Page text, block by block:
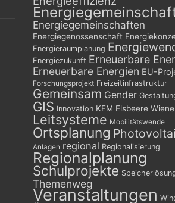
Energiegemeinschaften
Energiegenossenschaft
Energieraumplanung
Energiezukunft Erneuerbare
Erneuerbare Energien EU-
Forschungsprojekt Freizeitinfrastruktur
Gemeinsam Gender
GIS Innovation KEM Elsbeere
Leitsysteme Mobilitätswende
Ortsplanung
Anlagen regional Regionalisierung
Regionalplanung
Schulprojekte
Themenweg
Veranstaltungen